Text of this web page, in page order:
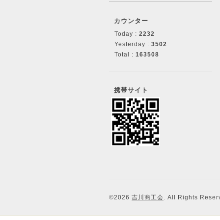
カウンター
Today : 2232
Yesterday : 3502
Total : 163508
携帯サイト
©2026 吉川商工会 . All Rights